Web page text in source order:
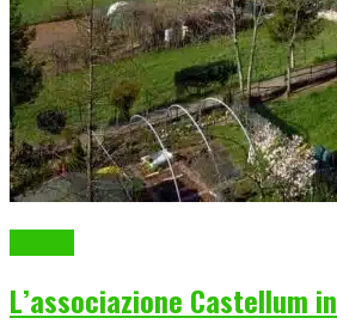
L’associazione Castellum